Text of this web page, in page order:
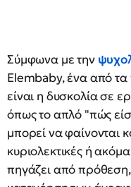
Σύμφωνα με την
Elembaby, ένα από τα
είναι η δυσκολία σε
όπως το απλό "πώς
μπορεί να φαίνονται
κυριολεκτικές ή
πηγάζει από